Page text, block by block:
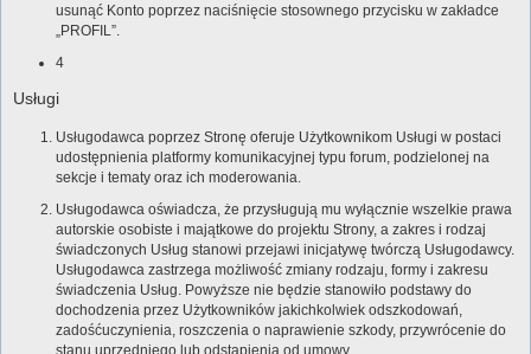
usunąć Konto poprzez naciśnięcie stosownego przycisku w zakładce
„PROFIL”.
4
Usługi
Usługodawca poprzez Stronę oferuje Użytkownikom Usługi w postaci
udostępnienia platformy komunikacyjnej typu forum, podzielonej na
sekcje i tematy oraz ich moderowania.
Usługodawca oświadcza, że przysługują mu wyłącznie wszelkie prawa
autorskie osobiste i majątkowe do projektu Strony, a zakres i rodzaj
świadczonych Usług stanowi przejawi inicjatywę twórczą Usługodawcy.
Usługodawca zastrzega możliwość zmiany rodzaju, formy i zakresu
świadczenia Usług. Powyższe nie będzie stanowiło podstawy do
dochodzenia przez Użytkowników jakichkolwiek odszkodowań,
zadośćuczynienia, roszczenia o naprawienie szkody, przywrócenie do